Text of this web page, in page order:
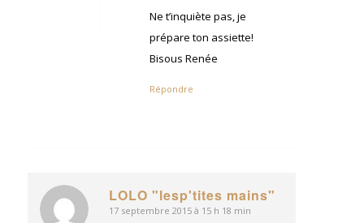
Ne t’inquiète pas, je
prépare ton assiette!
Bisous Renée
Répondre
LOLO "lesp'tites mains"
dit
17 septembre 2015 à 15 h 18 min